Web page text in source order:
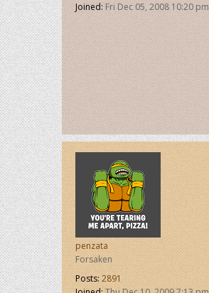
Joined:Fri Dec 05, 2008 10:20 pm
penzata
Forsaken
Posts: 2891